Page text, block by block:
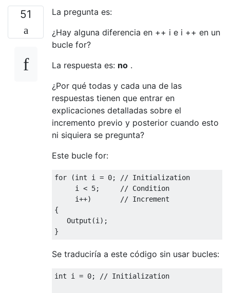
51
La pregunta es:
¿Hay alguna diferencia en ++ i e i ++ en un
bucle for?
La respuesta es: no .
¿Por qué todas y cada una de las
respuestas tienen que entrar en
explicaciones detalladas sobre el
incremento previo y posterior cuando esto
ni siquiera se pregunta?
Este bucle for:
for (int i = 0; // Initialization
     i < 5;     // Condition
     i++)       // Increment
{
   Output(i);
Se traduciría a este código sin usar bucles:
int i = 0; // Initialization